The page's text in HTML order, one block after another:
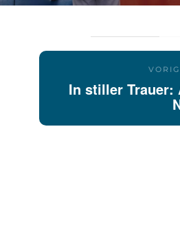
In stiller Trauer: